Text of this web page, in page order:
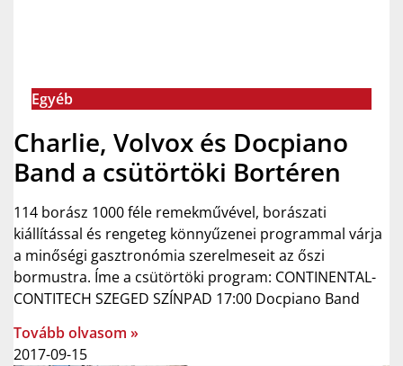
Egyéb
Charlie, Volvox és Docpiano
Band a csütörtöki Bortéren
114 borász 1000 féle remekművével, borászati
kiállítással és rengeteg könnyűzenei programmal várja
a minőségi gasztronómia szerelmeseit az őszi
bormustra. Íme a csütörtöki program: CONTINENTAL-
CONTITECH SZEGED SZÍNPAD 17:00 Docpiano Band
Tovább olvasom »
2017-09-15